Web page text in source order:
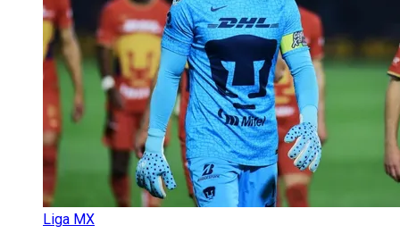
Liga MX